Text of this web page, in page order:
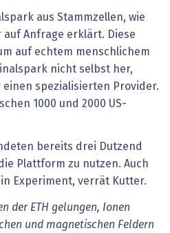
aus Stammzellen, wie
Anfrage erklärt. Diese
auf echtem menschlichem
nicht selbst her,
spezialisierten Provider.
1000 und 2000 US-
bereits drei Dutzend
Plattform zu nutzen. Auch
Experiment, verrät Kutter.
der ETH gelungen, Ionen
und magnetischen Feldern